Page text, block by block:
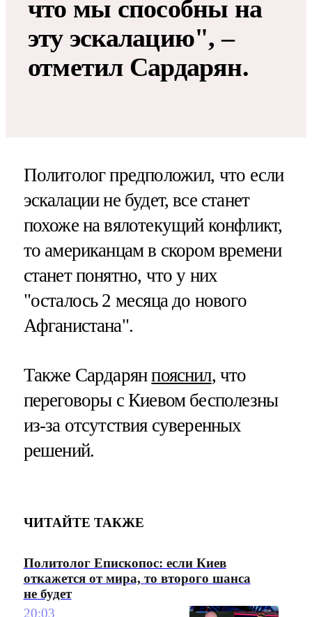
что мы способны на
эту эскалацию", –
отметил Сардарян.
Политолог предположил, что если
эскалации не будет, все станет
похоже на вялотекущий конфликт,
то американцам в скором времени
станет понятно, что у них
"осталось 2 месяца до нового
Афганистана".
Также Сардарянпояснил, что
переговоры с Киевом бесполезны
из-за отсутствия суверенных
решений.
ЧИТАЙТЕ ТАКЖЕ
Политолог Епископос: если Киев
откажется от мира, то второго шанса
не будет
20:03